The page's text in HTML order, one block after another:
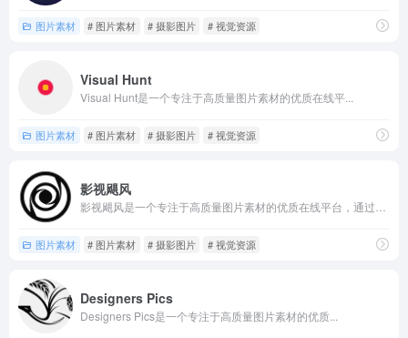
图片素材 # 图片素材 # 摄影图片 # 视觉资源
Visual Hunt
Visual Hunt是一个专注于高质量图片素材的优质在线平...
图片素材 # 图片素材 # 摄影图片 # 视觉资源
影视飓风
图片素材 # 图片素材 # 摄影图片 # 视觉资源
Designers Pics
Designers Pics是一个专注于高质量图片素材的优质...